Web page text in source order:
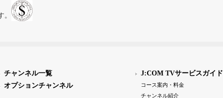
チャンネル一覧
オプションチャンネル
J:COM TVサービスガイド
コース案内・料金
チャンネル紹介